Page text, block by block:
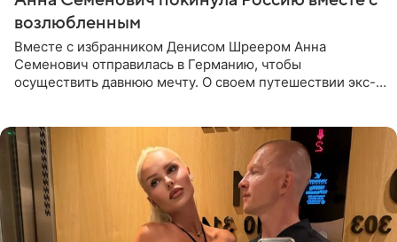
возлюбленным
Вместе с избранником Денисом Шреером Анна
Семенович отправилась в Германию, чтобы
осуществить давнюю мечту. О своем путешествии экс-